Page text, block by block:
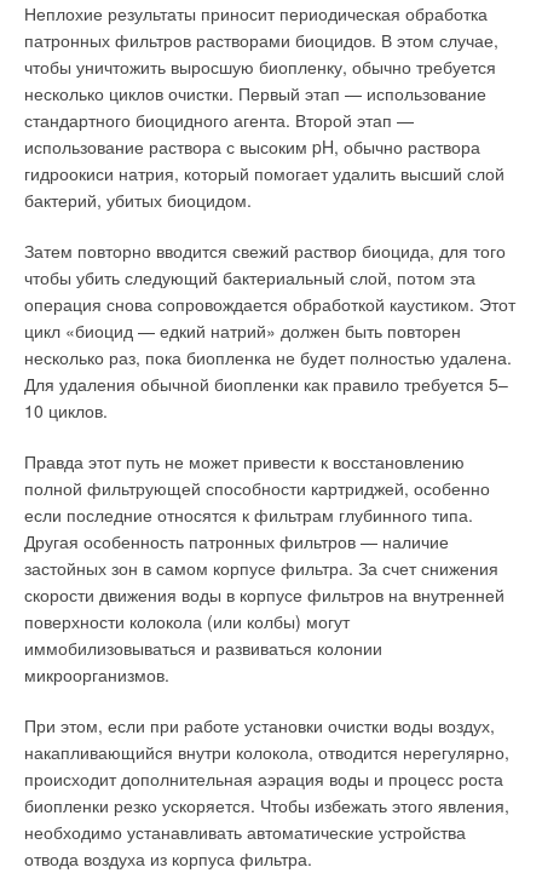
Неплохие результаты приносит периодическая обработка
патронных фильтров растворами биоцидов. В этом случае,
чтобы уничтожить выросшую биопленку, обычно требуется
несколько циклов очистки. Первый этап — использование
стандартного биоцидного агента. Второй этап —
использование раствора с высоким pH, обычно раствора
гидроокиси натрия, который помогает удалить высший слой
бактерий, убитых биоцидом.
Затем повторно вводится свежий раствор биоцида, для того
чтобы убить следующий бактериальный слой, потом эта
операция снова сопровождается обработкой каустиком. Этот
цикл «биоцид — едкий натрий» должен быть повторен
несколько раз, пока биопленка не будет полностью удалена.
Для удаления обычной биопленки как правило требуется 5–
10 циклов.
Правда этот путь не может привести к восстановлению
полной фильтрующей способности картриджей, особенно
если последние относятся к фильтрам глубинного типа.
Другая особенность патронных фильтров — наличие
застойных зон в самом корпусе фильтра. За счет снижения
скорости движения воды в корпусе фильтров на внутренней
поверхности колокола (или колбы) могут
иммобилизовываться и развиваться колонии
микроорганизмов.
При этом, если при работе установки очистки воды воздух,
накапливающийся внутри колокола, отводится нерегулярно,
происходит дополнительная аэрация воды и процесс роста
биопленки резко ускоряется. Чтобы избежать этого явления,
необходимо устанавливать автоматические устройства
отвода воздуха из корпуса фильтра.